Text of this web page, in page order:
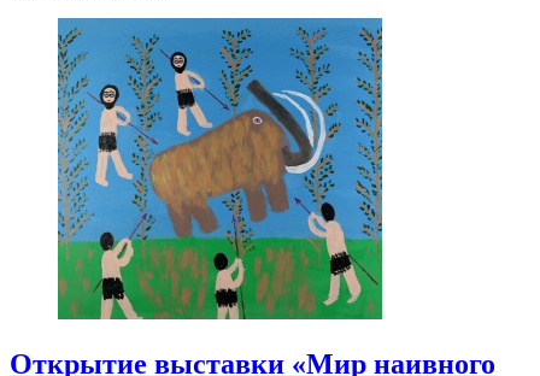
Открытие выставки «Мир наивного